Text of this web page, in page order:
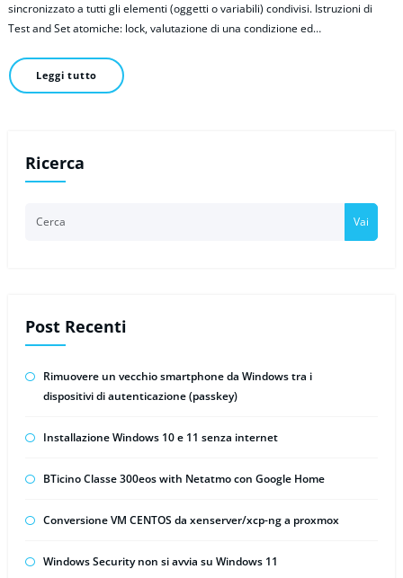
sincronizzato a tutti gli elementi (oggetti o variabili) condivisi. Istruzioni di
Test and Set atomiche: lock, valutazione di una condizione ed…
Leggi tutto
Ricerca
Vai
Post Recenti
Rimuovere un vecchio smartphone da Windows tra i
dispositivi di autenticazione (passkey)
Installazione Windows 10 e 11 senza internet
BTicino Classe 300eos with Netatmo con Google Home
Conversione VM CENTOS da xenserver/xcp-ng a proxmox
Windows Security non si avvia su Windows 11